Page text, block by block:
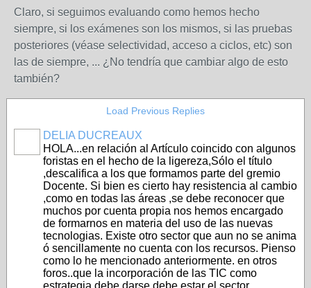
Claro, si seguimos evaluando como hemos hecho
siempre, si los exámenes son los mismos, si las pruebas
posteriores (véase selectividad, acceso a ciclos, etc) son
las de siempre, ... ¿No tendría que cambiar algo de esto
también?
Load Previous Replies
DELIA DUCREAUX
HOLA...en relación al Artículo coincido con algunos
foristas en el hecho de la ligereza,Sólo el título
,descalifica a los que formamos parte del gremio
Docente. Si bien es cierto hay resistencia al cambio
,como en todas las áreas ,se debe reconocer que
muchos por cuenta propia nos hemos encargado
de formarnos en materia del uso de las nuevas
tecnologias. Existe otro sector que aun no se anima
ó sencillamente no cuenta con los recursos. Pienso
como lo he mencionado anteriormente. en otros
foros..que la incorporación de las TIC como
estrategia debe darse,debe estar el sector